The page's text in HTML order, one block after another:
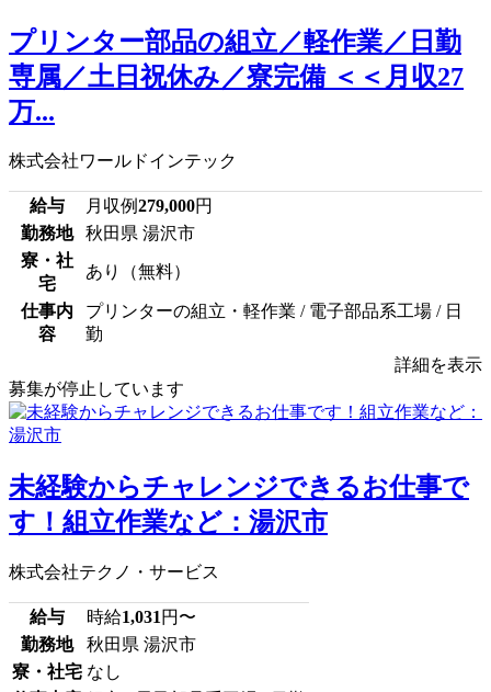
プリンター部品の組立／軽作業／日勤
専属／土日祝休み／寮完備 ＜＜月収27
万...
株式会社ワールドインテック
給与 月収例279,000円
勤務地
秋田県 湯沢市
寮・社
宅
あり（無料）
仕事内
容
プリンターの組立・軽作業 / 電子部品系工場 / 日
勤
詳細を表示
募集が停止しています
未経験からチャレンジできるお仕事で
す！組立作業など：湯沢市
株式会社テクノ・サービス
給与 時給1,031 円〜
勤務地
秋田県 湯沢市
寮・社宅 なし